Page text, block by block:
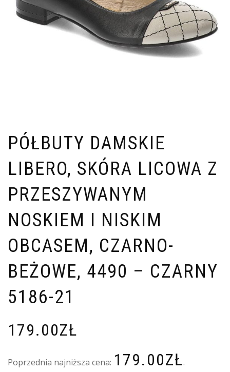
PÓŁBUTY DAMSKIE
LIBERO, SKÓRA LICOWA Z
PRZESZYWANYM
NOSKIEM I NISKIM
OBCASEM, CZARNO-
BEŻOWE, 4490 – CZARNY
5186-21
179.00ZŁ
Poprzednia najniższa cena: 179.00ZŁ.